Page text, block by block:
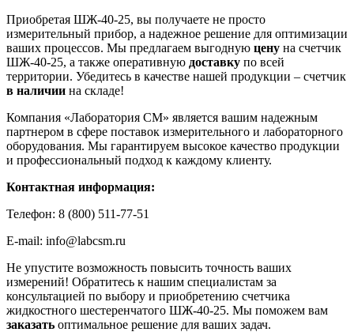
Приобретая ШЖ-40-25, вы получаете не просто
измерительный прибор, а надежное решение для оптимизации
ваших процессов. Мы предлагаем выгодную цену на счетчик
ШЖ-40-25, а также оперативную доставку по всей
территории. Убедитесь в качестве нашей продукции – счетчик
в наличии на складе!
Компания «Лаборатория СМ» является вашим надежным
партнером в сфере поставок измерительного и лабораторного
оборудования. Мы гарантируем высокое качество продукции
и профессиональный подход к каждому клиенту.
Контактная информация:
Телефон: 8 (800) 511-77-51
E-mail: info@labcsm.ru
Не упустите возможность повысить точность ваших
измерений! Обратитесь к нашим специалистам за
консультацией по выбору и приобретению счетчика
жидкостного шестеренчатого ШЖ-40-25. Мы поможем вам
заказать оптимальное решение для ваших задач.